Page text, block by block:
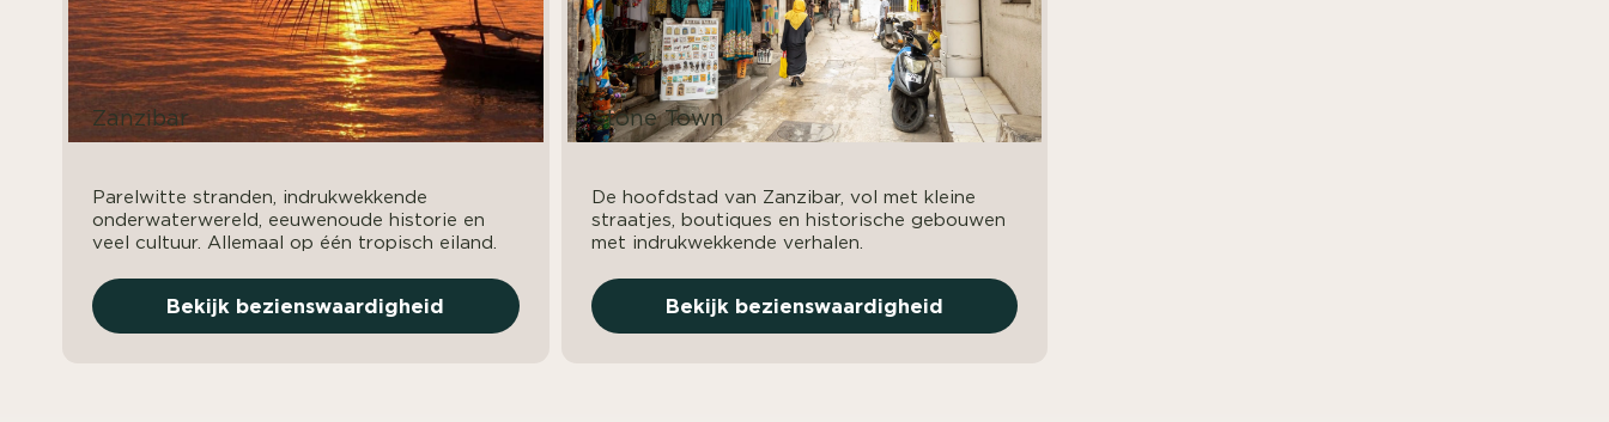
Zanzibar
Parelwitte stranden, indrukwekkende
onderwaterwereld, eeuwenoude historie en
veel cultuur. Allemaal op één tropisch eiland.
Bekijk bezienswaardigheid
Stone Town
De hoofdstad van Zanzibar, vol met kleine
straatjes, boutiques en historische gebouwen
met indrukwekkende verhalen.
Bekijk bezienswaardigheid